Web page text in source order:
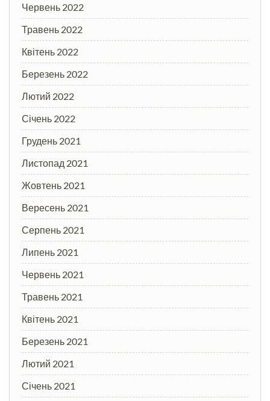
Червень 2022
Травень 2022
Квітень 2022
Березень 2022
Лютий 2022
Січень 2022
Грудень 2021
Листопад 2021
Жовтень 2021
Вересень 2021
Серпень 2021
Липень 2021
Червень 2021
Травень 2021
Квітень 2021
Березень 2021
Лютий 2021
Січень 2021